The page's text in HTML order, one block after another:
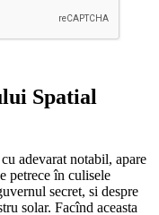
Spatial
adevarat notabil, apare
petrece în culisele
secret, si despre
solar. Facînd aceasta